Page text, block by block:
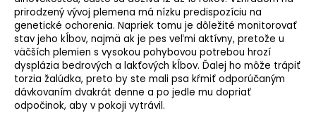
prirodzený vývoj plemena má nízku predispozíciu na
genetické ochorenia. Napriek tomu je dôležité monitorovať
stav jeho kĺbov, najmä ak je pes veľmi aktívny, pretože u
väčších plemien s vysokou pohybovou potrebou hrozí
dysplázia bedrových a lakťových kĺbov. Ďalej ho môže trápiť
torzia žalúdka, preto by ste mali psa kŕmiť odporúčaným
dávkovaním dvakrát denne a po jedle mu dopriať
odpočinok, aby v pokoji vytrávil.